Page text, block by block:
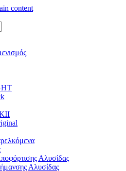
content
Αλυσίδας
Αλυσίδας